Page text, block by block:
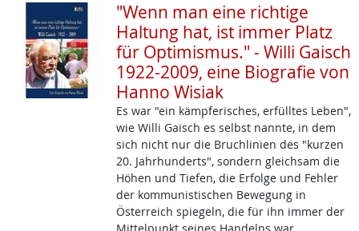
"Wenn man eine richtige
Haltung hat, ist immer Platz
für Optimismus." - Willi Gaisch
1922-2009, eine Biografie von
Hanno Wisiak
Es war "ein kämpferisches, erfülltes Leben",
wie Willi Gaisch es selbst nannte, in dem
sich nicht nur die Bruchlinien des "kurzen
20. Jahrhunderts", sondern gleichsam die
Höhen und Tiefen, die Erfolge und Fehler
der kommunistischen Bewegung in
Österreich spiegeln, die für ihn immer der